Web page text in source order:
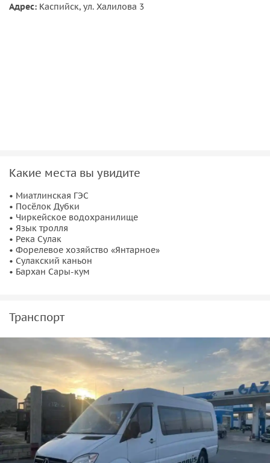
Адрес: Каспийск, ул. Халилова 3
Какие места вы увидите
• Миатлинская ГЭС
• Посёлок Дубки
• Чиркейское водохранилище
• Язык тролля
• Река Сулак
• Форелевое хозяйство «Янтарное»
• Сулакский каньон
• Бархан Сары-кум
Транспорт